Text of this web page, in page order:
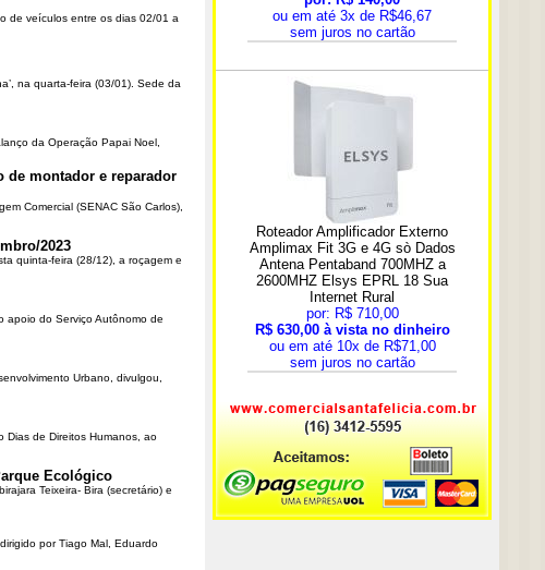
de veículos entre os dias 02/01 a
na quarta-feira (03/01). Sede da
da Operação Papai Noel,
de montador e reparador
Comercial (SENAC São Carlos),
2023
quinta-feira (28/12), a roçagem e
apoio do Serviço Autônomo de
Urbano, divulgou,
Dias de Direitos Humanos, ao
Ecológico
Teixeira- Bira (secretário) e
por Tiago Mal, Eduardo